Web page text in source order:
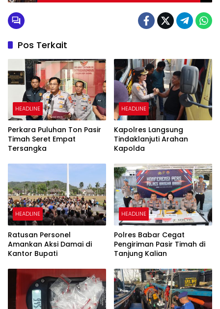
Pos Terkait
HEADLINE
Perkara Puluhan Ton Pasir
Timah Seret Empat
Tersangka
HEADLINE
Kapolres Langsung
Tindaklanjuti Arahan
Kapolda
HEADLINE
Ratusan Personel
Amankan Aksi Damai di
Kantor Bupati
HEADLINE
Polres Babar Cegat
Pengiriman Pasir Timah di
Tanjung Kalian